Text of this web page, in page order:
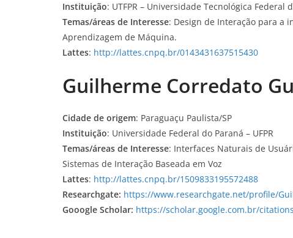
Instituição: UTFPR – Universidade Tecnológica Federal
Temas/áreas de Interesse: Design de Interação para a
Aprendizagem de Máquina.
Lattes: http://lattes.cnpq.br/0143431637515430
Guilherme Corredato
Cidade de origem: Paraguaçu Paulista/SP
Instituição: Universidade Federal do Paraná – UFPR
Temas/áreas de Interesse: Interfaces Naturais de
Sistemas de Interação Baseada em Voz
Lattes: http://lattes.cnpq.br/1509833195572488
Researchgate: https://www.researchgate.net/profile/
Gooogle Scholar: https://scholar.google.com.br/